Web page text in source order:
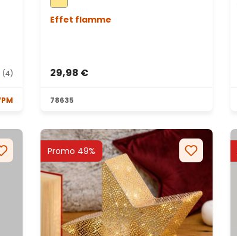
(4)
Effet flamme
29,98 €
78635
Promo 49%